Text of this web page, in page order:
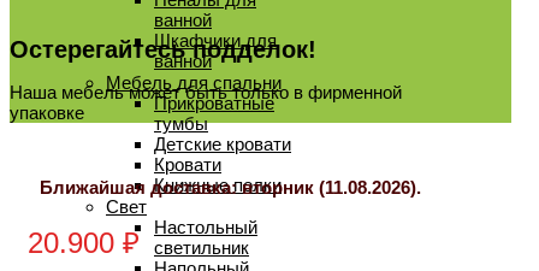
ванной
Шкафчики для
ванной
Мебель для спальни
Прикроватные
тумбы
Детские кровати
Кровати
Книжные полки
Свет
Настольный
светильник
Остерегайтесь подделок!
Наша мебель может быть только в фирменной
упаковке
Ближайшая доставка: вторник (11.08.2026).
20.900 ₽